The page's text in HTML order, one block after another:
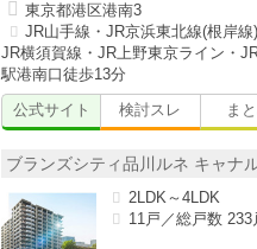
東京都港区港南3
JR山手線・JR京浜東北線(根岸線
JR横須賀線・JR上野東京ライン・
駅港南口徒歩13分
公式サイト
検討スレ ま
ブランズシティ品川ルネ キャナ
2LDK～4LDK
11戸／総戸数 233